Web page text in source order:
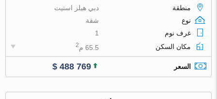
منطقة
دبي هيلز استيت
نوع
شقة
غرف نوم
1
مكان السكن
65.5 م 2
السعر $ 488 769